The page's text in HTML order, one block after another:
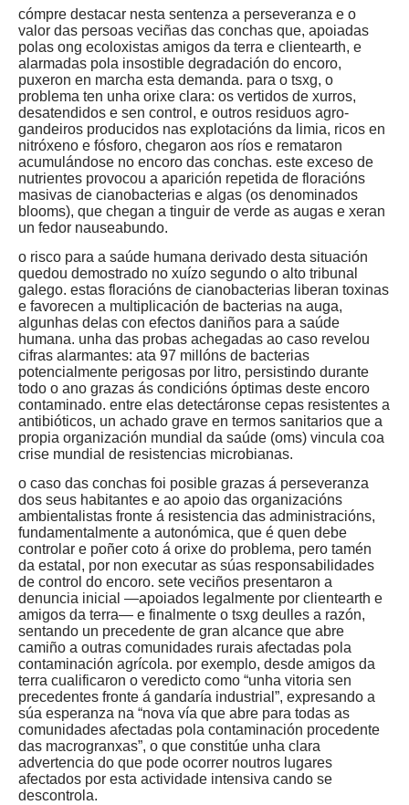
cómpre destacar nesta sentenza a perseveranza e o
valor das persoas veciñas das conchas que, apoiadas
polas ong ecoloxistas amigos da terra e clientearth, e
alarmadas pola insostible degradación do encoro,
puxeron en marcha esta demanda. para o tsxg, o
problema ten unha orixe clara: os vertidos de xurros,
desatendidos e sen control, e outros residuos agro-
gandeiros producidos nas explotacións da limia, ricos en
nitróxeno e fósforo, chegaron aos ríos e remataron
acumulándose no encoro das conchas. este exceso de
nutrientes provocou a aparición repetida de floracións
masivas de cianobacterias e algas (os denominados
blooms), que chegan a tinguir de verde as augas e xeran
un fedor nauseabundo.
o risco para a saúde humana derivado desta situación
quedou demostrado no xuízo segundo o alto tribunal
galego. estas floracións de cianobacterias liberan toxinas
e favorecen a multiplicación de bacterias na auga,
algunhas delas con efectos daniños para a saúde
humana. unha das probas achegadas ao caso revelou
cifras alarmantes: ata 97 millóns de bacterias
potencialmente perigosas por litro, persistindo durante
todo o ano grazas ás condicións óptimas deste encoro
contaminado. entre elas detectáronse cepas resistentes a
antibióticos, un achado grave en termos sanitarios que a
propia organización mundial da saúde (oms) vincula coa
crise mundial de resistencias microbianas.
o caso das conchas foi posible grazas á perseveranza
dos seus habitantes e ao apoio das organizacións
ambientalistas fronte á resistencia das administracións,
fundamentalmente a autonómica, que é quen debe
controlar e poñer coto á orixe do problema, pero tamén
da estatal, por non executar as súas responsabilidades
de control do encoro. sete veciños presentaron a
denuncia inicial —apoiados legalmente por clientearth e
amigos da terra— e finalmente o tsxg deulles a razón,
sentando un precedente de gran alcance que abre
camiño a outras comunidades rurais afectadas pola
contaminación agrícola. por exemplo, desde amigos da
terra cualificaron o veredicto como “unha vitoria sen
precedentes fronte á gandaría industrial”, expresando a
súa esperanza na “nova vía que abre para todas as
comunidades afectadas pola contaminación procedente
das macrogranxas”, o que constitúe unha clara
advertencia do que pode ocorrer noutros lugares
afectados por esta actividade intensiva cando se
descontrola.